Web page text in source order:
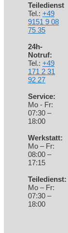
Teiledienst
Tel.: +49
9151 9 08
75 35
24h-
Notruf:
Tel.: +49
171 2 31
92 27
Service:
Mo - Fr:
07:30 –
18:00
Werkstatt:
Mo – Fr:
08:00 –
17:15
Teiledienst:
Mo – Fr:
07:30 –
18:00